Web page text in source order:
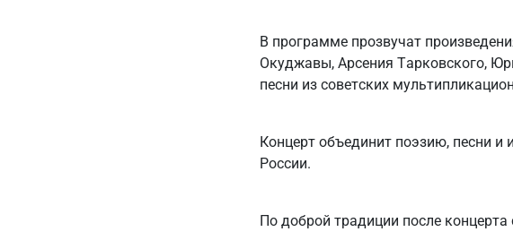
В программе прозвучат
Окуджавы, Арсения Тарковского,
песни из советских
Концерт объединит поэзию, песни
России.
По доброй традиции после